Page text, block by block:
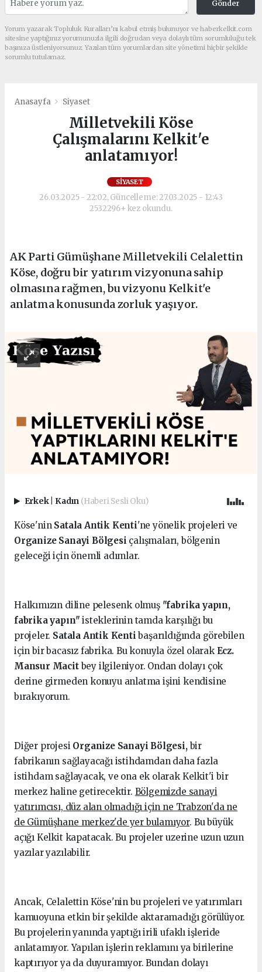
Gönder
Yorum yazarak Topluluk Kuralları’nı kabul etmiş bulunuyor ve haberkelkit.com
sitesine yaptığınız yorumunuzla ilgili doğrudan veya dolaylı tüm sorumluluğu tek
başınıza üstleniyorsunuz. Yazılan tüm yorumlardan site yönetimi hiçbir şekilde
sorumlu tutulamaz.
Anasayfa Siyaset
Milletvekili Köse
Çalışmalarını Kelkit'e
anlatamıyor!
SIYASET
26.03.2025 - 22:02, Güncelleme: 27.03.2025 - 12:43
2532296+ kez okundu.
AK Parti Gümüşhane Milletvekili Celalettin
Köse, doğru bir yatırım vizyonuna sahip
olmasına rağmen, bu vizyonu Kelkit'e
anlatma konusunda zorluk yaşıyor.
Erkek Kadın (Haberi Sesli Oku)
Köse'nin Satala Antik Kenti'ne yönelik projeleri ve
Organize Sanayi Bölgesi çalışmaları, bölgenin
geleceği için önemli adımlar.
Halkımızın diline pelesenk olmuş "fabrika yapın,
fabrika yapın"isteklerinin tamda karşılığı bu
projeler. Satala Antik Kentibaşarıldığında görebilen
için bir bacasız fabrika. Bu konuyla özel olarak Ecz.
Mansur Macitbey ilgileniyor. Ondan dolayı çok
derine girmeden konuyu anlatma işini kendisine
bırakıyorum.
Diğer projesi Organize Sanayi Bölgesi,bir
fabrikanın sağlayacağı istihdamdan daha fazla
istihdam sağlayacak, ve ona ek olarak Kelkit'i bir
merkez haline getirecektir. Bölgemizde sanayi
yatırımcısı, düz alan olmadığı için ne Trabzon'da ne
de Gümüşhane merkez'de yer bulamıyor. Bu büyük
açığı Kelkit kapatacak. Bu projeler uzerine uzun uzun
yazılar yazılabilir.
Ancak, Celalettin Köse'nin bu projeleri ve yatırımları
kamuoyuna etkin bir şekilde aktaramadığı görülüyor.
Bu projelerin yanında yaptığı irili ufaklı işleride
anlatamıyor. Yapılan işlerin reklamını ya birilerine
kaptırıyor ya da duyuramıyor. Bundan dolayı